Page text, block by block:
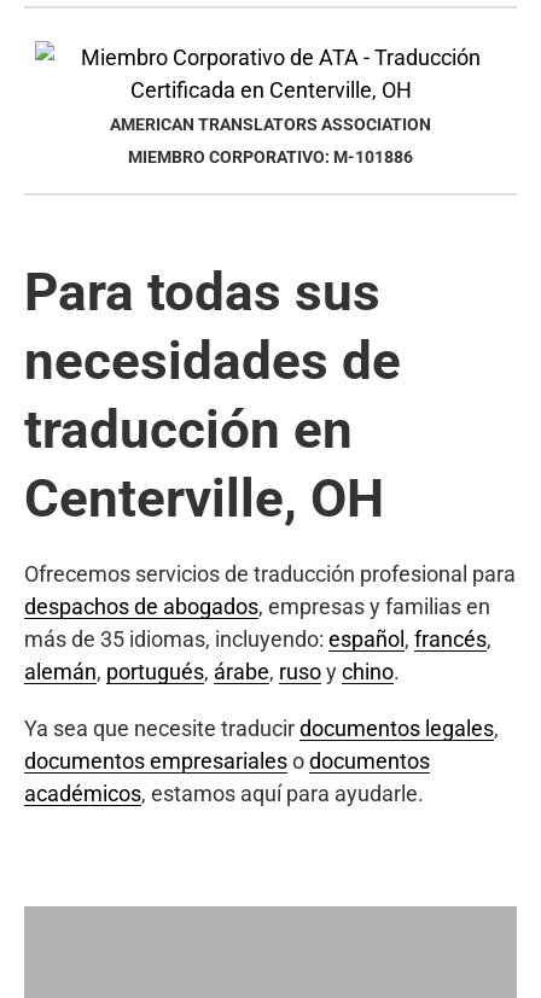
AMERICAN TRANSLATORS ASSOCIATION
MIEMBRO CORPORATIVO: M-101886
Para todas sus
necesidades de
traducción en
Centerville, OH
Ofrecemos servicios de traducción profesional para
despachos de abogados, empresas y familias en
más de 35 idiomas, incluyendo: español , francés,
alemán, portugués, árabe, rusoychino.
Ya sea que necesite traducirdocumentos legales,
documentos empresarialesodocumentos
académicos, estamos aquí para ayudarle.